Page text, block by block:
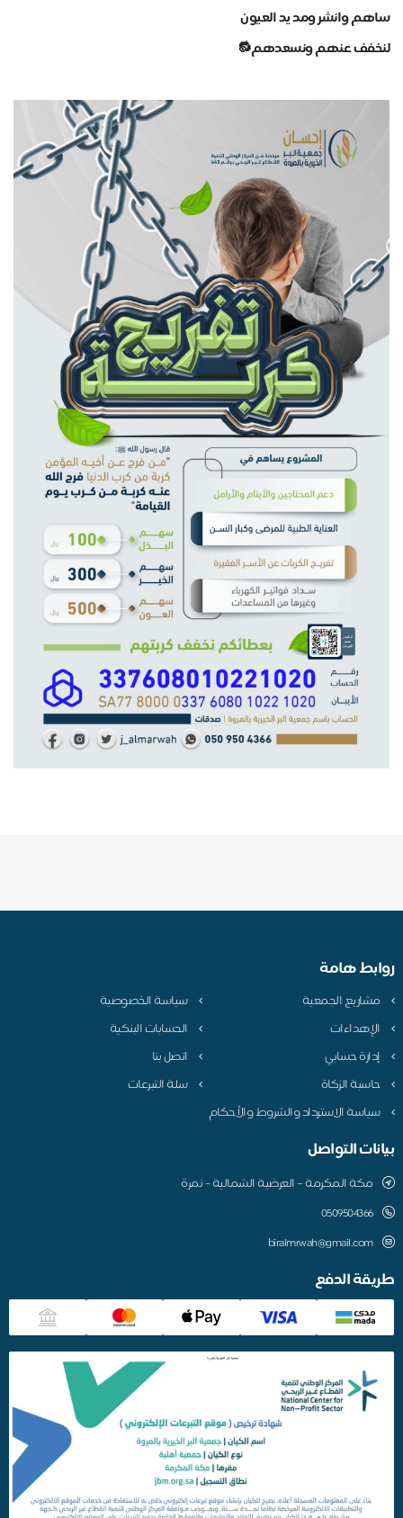
ساهم وانشر ومد يد العيون
لنخفف عنهم ونسعدهم🔂
روابط هامة
مشاريع الجمعية
سياسة الخصوصية
الإهداءات
الحسابات البنكية
إدارة حسابي
اتصل بنا
حاسبة الزكاة
سلة التبرعات
سياسة الاسترداد والشروط والأحكام
بيانات التواصل
مكة المكرمة – العرضية الشمالية - نمرة
0509504366
biralmrwah@gmail.com
طريقة الدفع